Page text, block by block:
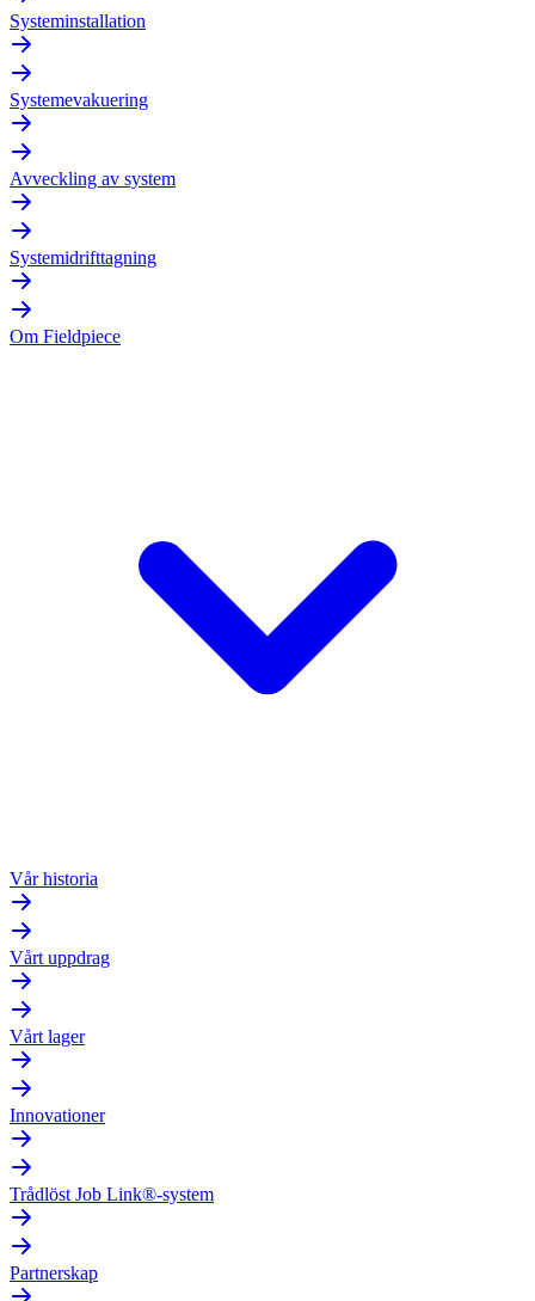
Systeminstallation
Systemevakuering
Avveckling av system
Systemidrifttagning
Om Fieldpiece
Vår historia
Vårt uppdrag
Vårt lager
Innovationer
Trådlöst Job Link®-system
Partnerskap